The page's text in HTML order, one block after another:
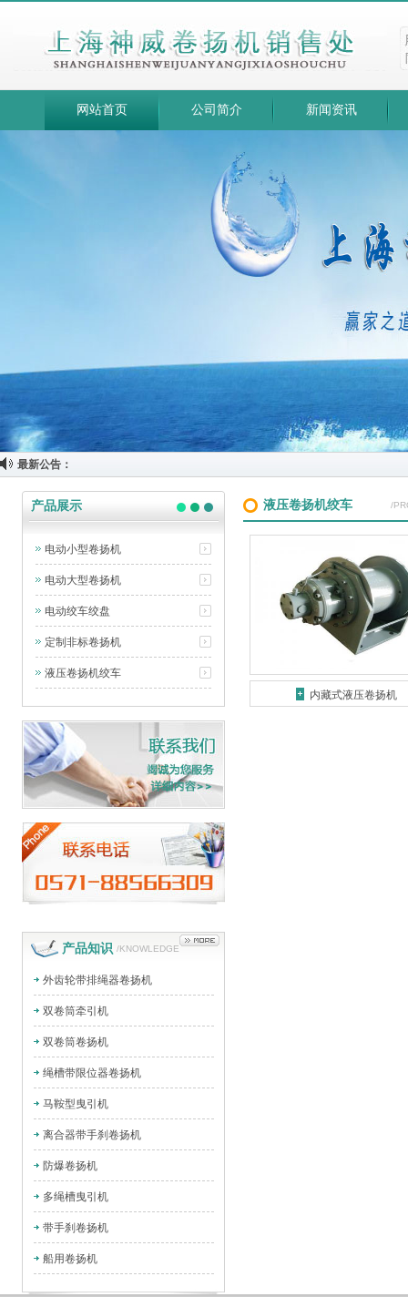
网站首页 公司简介 新闻资讯
最新公告：
产品展示
电动小型卷扬机
电动大型卷扬机
电动绞车绞盘
定制非标卷扬机
液压卷扬机绞车
产品知识 /KNOWLEDGE
外齿轮带排绳器卷扬机
双卷筒牵引机
双卷筒卷扬机
绳槽带限位器卷扬机
马鞍型曳引机
离合器带手刹卷扬机
防爆卷扬机
多绳槽曳引机
带手刹卷扬机
船用卷扬机
液压卷扬机绞车 /
内藏式液压卷扬机